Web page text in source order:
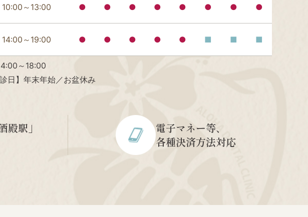
10:00～13:00 ● ● ● ● ● ● ● ●
14:00～19:00 ● ● ● ● ● ■ ■ ■
～18:00
診日】年末年始／お盆休み
殿駅」
電子マネー等、
各種決済方法対応